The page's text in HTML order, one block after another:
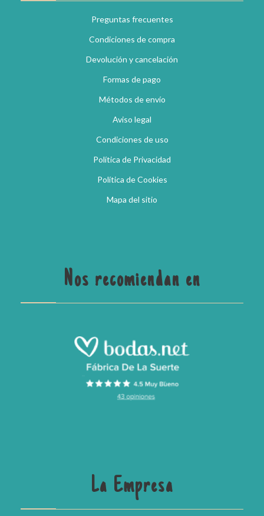
Preguntas frecuentes
Condiciones de compra
Devolución y cancelación
Formas de pago
Métodos de envío
Aviso legal
Condiciones de uso
Política de Privacidad
Política de Cookies
Mapa del sitio
Nos recomiendan en
La Empresa